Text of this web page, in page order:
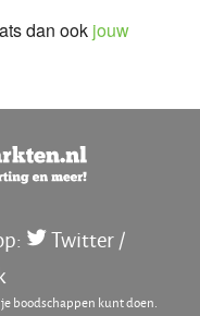
dan ook jouw
Twitter/
boodschappen kunt doen.